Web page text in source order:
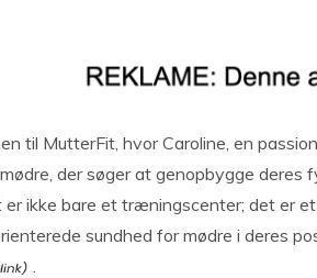
til MutterFit, hvor Caroline, en
der søger at genopbygge
er ikke bare et træningscenter; det er
sundhed for mødre i deres
.